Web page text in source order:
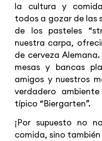
la cultura y
todos a gozar de las
de los pasteles
nuestra carpa,
de cerveza
mesas y bancas
amigos y nuestros
verdadero
típico “Biergarten”.
¡Por supuesto no
comida, sino